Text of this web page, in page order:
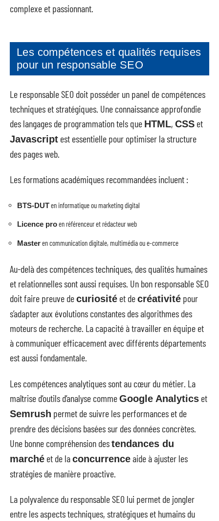
complexe et passionnant.
Les compétences et qualités requises
pour un responsable SEO
Le responsable SEO doit posséder un panel de compétences
techniques et stratégiques. Une connaissance approfondie
des langages de programmation tels que HTML, CSS et
Javascript est essentielle pour optimiser la structure
des pages web.
Les formations académiques recommandées incluent :
BTS-DUTen informatique ou marketing digital
Licence proen référenceur et rédacteur web
Masteren communication digitale, multimédia ou e-commerce
Au-delà des compétences techniques, des qualités humaines
et relationnelles sont aussi requises. Un bon responsable SEO
doit faire preuve decuriosité et decréativité pour
s’adapter aux évolutions constantes des algorithmes des
moteurs de recherche. La capacité à travailler en équipe et
à communiquer efficacement avec différents départements
est aussi fondamentale.
Les compétences analytiques sont au cœur du métier. La
maîtrise d’outils d’analyse commeGoogle Analytics et
Semrush permet de suivre les performances et de
prendre des décisions basées sur des données concrètes.
Une bonne compréhension destendances du
marché et de laconcurrenceaide à ajuster les
stratégies de manière proactive.
La polyvalence du responsable SEO lui permet de jongler
entre les aspects techniques, stratégiques et humains du